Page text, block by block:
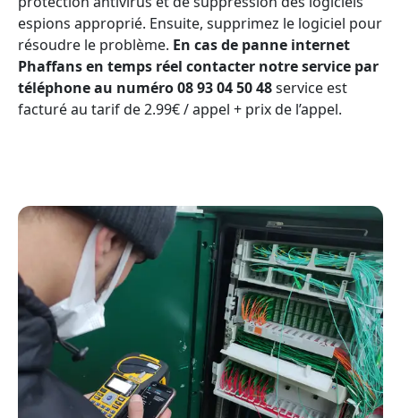
espions approprié. Ensuite, supprimez le logiciel pour
résoudre le problème. En cas de panne internet
Phaffans en temps réel contacter notre service par
téléphone au numéro 08 93 04 50 48service est
facturé au tarif de 2.99€ / appel + prix de l’appel.